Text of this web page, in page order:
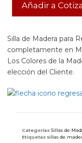
Añadir a
Silla de Madera para
completamente en
Los Colores de la
elección del Cliente.
Categorías Sillas de
Etiquetas sillas de